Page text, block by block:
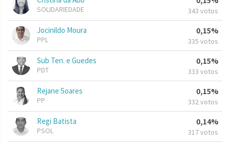
SOLIDARIEDADE 343 votos
Jocinildo Moura
PPL
0,15%
335 votos
Sub Ten. e Guedes
PDT
0,15%
333 votos
Rejane Soares
PP
0,15%
332 votos
Regi Batista
PSOL
0,14%
317 votos